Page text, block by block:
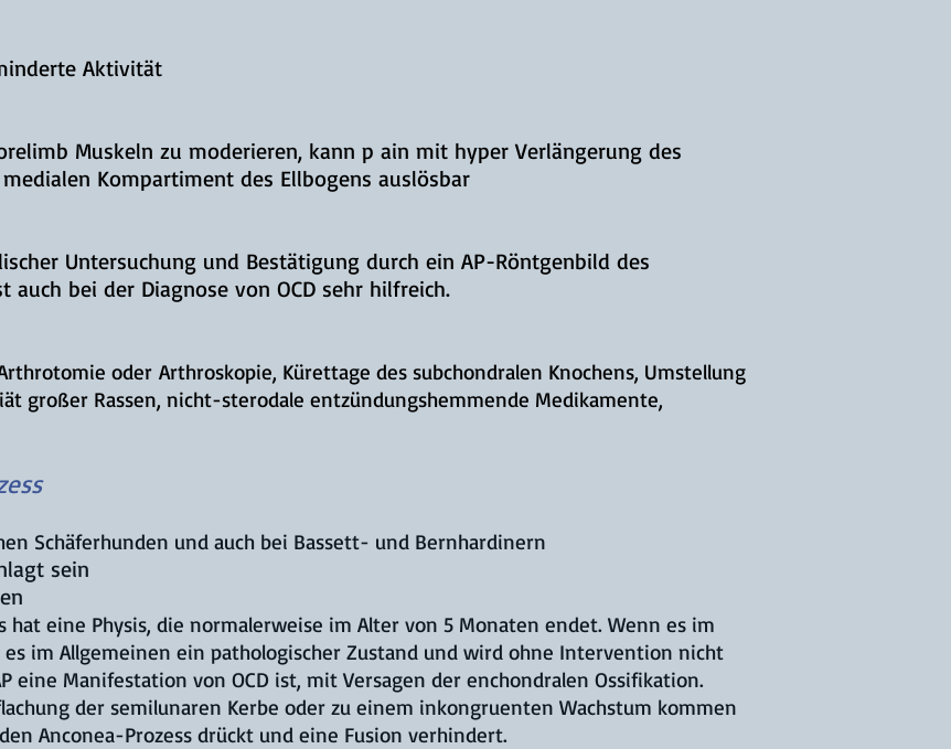
Aktivität
Muskeln zu moderieren, kann p ain mit hyper Verlängerung des
Kompartiment des Ellbogens auslösbar
Untersuchung und Bestätigung durch ein AP-Röntgenbild des
auch bei der Diagnose von OCD sehr hilfreich.
oder Arthroskopie, Kürettage des subchondralen Knochens, Umstellung
großer Rassen, nicht-sterodale entzündungshemmende Medikamente,
Schäferhunden und auch bei Bassett- und Bernhardinern
sein
hat eine Physis, die normalerweise im Alter von 5 Monaten endet. Wenn es im
im Allgemeinen ein pathologischer Zustand und wird ohne Intervention nicht
eine Manifestation von OCD ist, mit Versagen der enchondralen Ossifikation.
der semilunaren Kerbe oder zu einem inkongruenten Wachstum kommen
Anconea-Prozess drückt und eine Fusion verhindert.